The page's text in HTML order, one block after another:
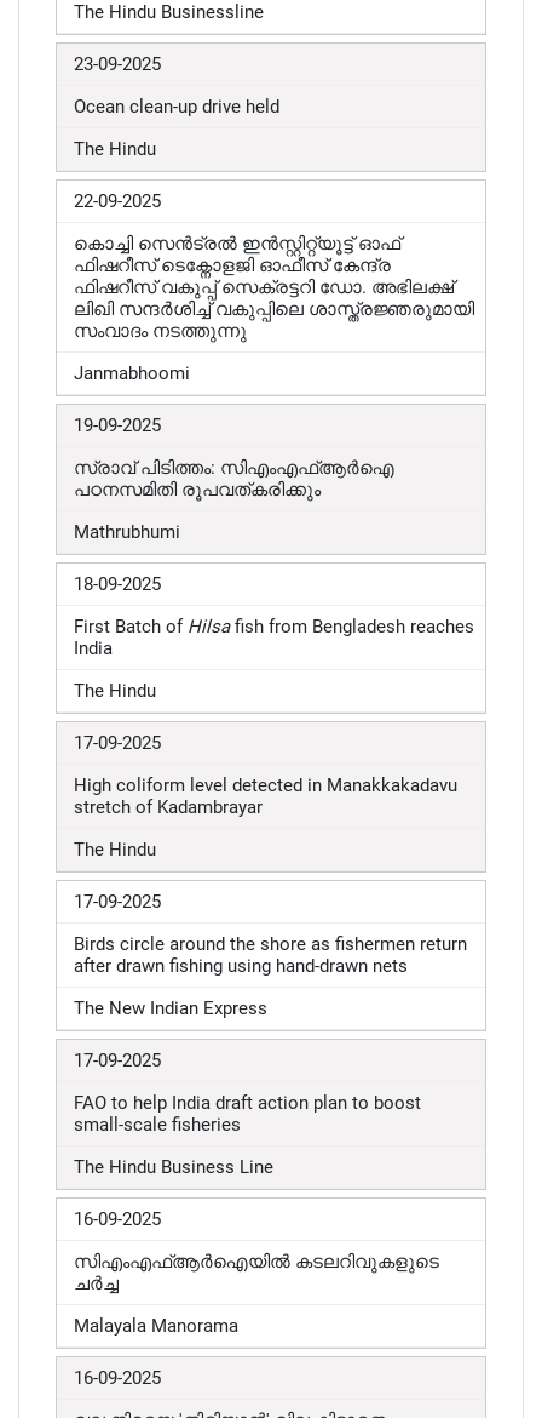
The Hindu Businessline
23-09-2025
Ocean clean-up drive held
The Hindu
22-09-2025
കൊച്ചി സെൻട്രൽ ഇൻസ്റ്റിറ്റ്യൂട്ട് ഓഫ്
ഫിഷറീസ് ടെക്നോളജി ഓഫീസ് കേന്ദ്ര
ഫിഷറീസ് വകുപ്പ് സെക്രട്ടറി ഡോ. അഭിലക്ഷ്
ലിഖി സന്ദർശിച്ച് വകുപ്പിലെ ശാസ്ത്രജ്ഞരുമായി
സംവാദം നടത്തുന്നു
Janmabhoomi
19-09-2025
സ്രാവ് പിടിത്തം: സിഎംഎഫ്ആർഐ
പഠനസമിതി രൂപവത്കരിക്കും
Mathrubhumi
18-09-2025
First Batch of Hilsafish from Bengladesh reaches
India
The Hindu
17-09-2025
High coliform level detected in Manakkakadavu
stretch of Kadambrayar
The Hindu
17-09-2025
Birds circle around the shore as fishermen return
after drawn fishing using hand-drawn nets
The New Indian Express
17-09-2025
FAO to help India draft action plan to boost
small-scale fisheries
The Hindu Business Line
16-09-2025
സിഎംഎഫ്ആർഐയിൽ കടലറിവുകളുടെ
ചർച്ച
Malayala Manorama
16-09-2025